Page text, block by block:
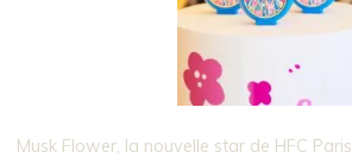
Musk Flower, la nouvelle star de HFC Paris